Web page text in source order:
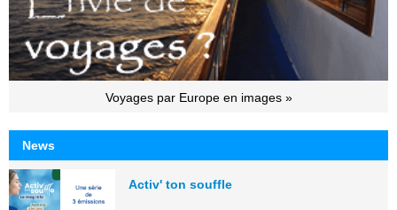
Voyages par Europe en images »
News
Activ' ton souffle